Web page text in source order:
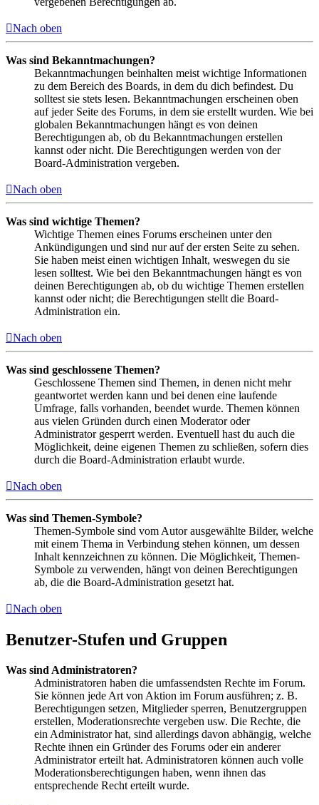
Nach oben
Was sind Bekanntmachungen?
Bekanntmachungen beinhalten meist wichtige Informationen
zu dem Bereich des Boards, in dem du dich befindest. Du
solltest sie stets lesen. Bekanntmachungen erscheinen oben
auf jeder Seite des Forums, in dem sie erstellt wurden. Wie bei
globalen Bekanntmachungen hängt es von deinen
Berechtigungen ab, ob du Bekanntmachungen erstellen
kannst oder nicht. Die Berechtigungen werden von der
Board-Administration vergeben.
Nach oben
Was sind wichtige Themen?
Wichtige Themen eines Forums erscheinen unter den
Ankündigungen und sind nur auf der ersten Seite zu sehen.
Sie haben meist einen wichtigen Inhalt, weswegen du sie
lesen solltest. Wie bei den Bekanntmachungen hängt es von
deinen Berechtigungen ab, ob du wichtige Themen erstellen
kannst oder nicht; die Berechtigungen stellt die Board-
Administration ein.
Nach oben
Was sind geschlossene Themen?
Geschlossene Themen sind Themen, in denen nicht mehr
geantwortet werden kann und bei denen eine laufende
Umfrage, falls vorhanden, beendet wurde. Themen können
aus vielen Gründen durch einen Moderator oder
Administrator gesperrt werden. Eventuell hast du auch die
Möglichkeit, deine eigenen Themen zu schließen, sofern dies
durch die Board-Administration erlaubt wurde.
Nach oben
Was sind Themen-Symbole?
Themen-Symbole sind vom Autor ausgewählte Bilder, welche
mit einem Thema in Verbindung stehen können, um dessen
Inhalt kennzeichnen zu können. Die Möglichkeit, Themen-
Symbole zu verwenden, hängt von deinen Berechtigungen
ab, die die Board-Administration gesetzt hat.
Nach oben
Benutzer-Stufen und Gruppen
Was sind Administratoren?
Administratoren haben die umfassendsten Rechte im Forum.
Sie können jede Art von Aktion im Forum ausführen; z. B.
Berechtigungen setzen, Mitglieder sperren, Benutzergruppen
erstellen, Moderationsrechte vergeben usw. Die Rechte, die
ein Administrator hat, sind allerdings davon abhängig, welche
Rechte ihnen ein Gründer des Forums oder ein anderer
Administrator erteilt hat. Administratoren können auch volle
Moderationsberechtigungen haben, wenn ihnen das
entsprechende Recht erteilt wurde.